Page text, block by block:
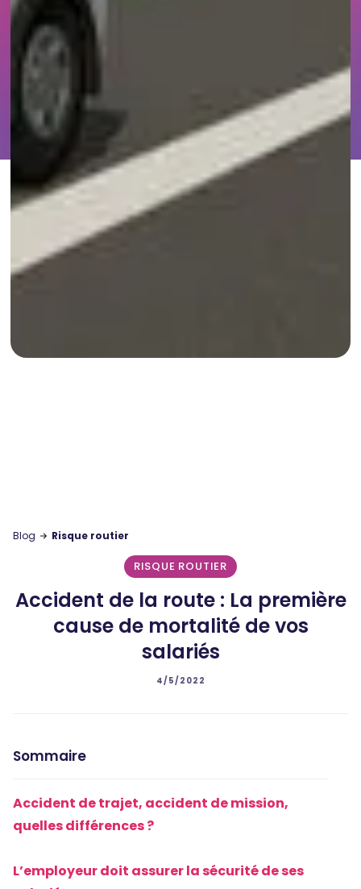
Blog Risque routier
RISQUE ROUTIER
Accident de la route : La première
cause de mortalité de vos
salariés
4/5/2022
Sommaire
Accident de trajet, accident de mission,
quelles différences ?
L’employeur doit assurer la sécurité de ses